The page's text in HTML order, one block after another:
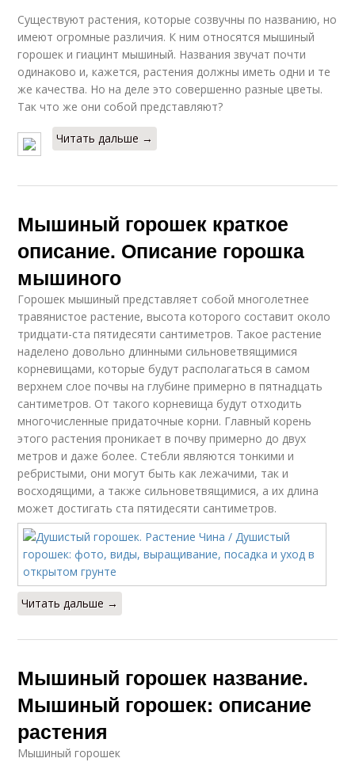
Существуют растения, которые созвучны по названию, но
имеют огромные различия. К ним относятся мышиный
горошек и гиацинт мышиный. Названия звучат почти
одинаково и, кажется, растения должны иметь одни и те
же качества. Но на деле это совершенно разные цветы.
Так что же они собой представляют?
Читать дальше →
Мышиный горошек краткое
описание. Описание горошка
мышиного
Горошек мышиный представляет собой многолетнее
травянистое растение, высота которого составит около
тридцати-ста пятидесяти сантиметров. Такое растение
наделено довольно длинными сильноветвящимися
корневищами, которые будут располагаться в самом
верхнем слое почвы на глубине примерно в пятнадцать
сантиметров. От такого корневища будут отходить
многочисленные придаточные корни. Главный корень
этого растения проникает в почву примерно до двух
метров и даже более. Стебли являются тонкими и
ребристыми, они могут быть как лежачими, так и
восходящими, а также сильноветвящимися, а их длина
может достигать ста пятидесяти сантиметров.
Читать дальше →
Мышиный горошек название.
Мышиный горошек: описание
растения
Мышиный горошек